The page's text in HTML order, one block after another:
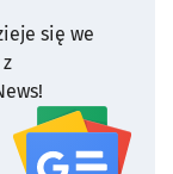
się we